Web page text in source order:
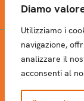
Diamo
Utilizziamo i
navigazione,
analizzare il
acconsenti al